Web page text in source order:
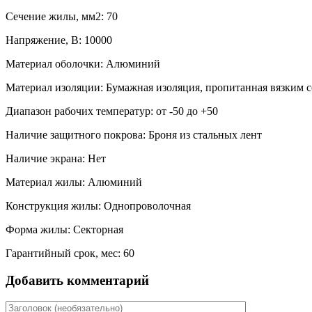
Сечение жилы, мм2: 70
Напряжение, В: 10000
Материал оболочки: Алюминий
Материал изоляции: Бумажная изоляция, пропитанная вязким
Диапазон рабочих температур: от -50 до +50
Наличие защитного покрова: Броня из стальных лент
Наличие экрана: Нет
Материал жилы: Алюминий
Конструкция жилы: Однопроволочная
Форма жилы: Секторная
Гарантийный срок, мес: 60
Добавить комментарий